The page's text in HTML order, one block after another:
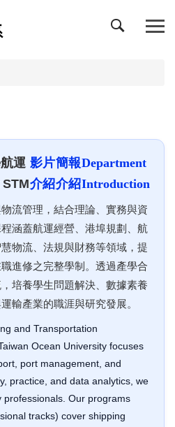
運 影片
介紹
簡報
介紹
Department
Introduction
流管理，結合理論、實務與資
涵蓋航運經營、港埠規劃、航
物流、法規與財務等領域，提
進修之完整學制。透過產學合
培養學生問題解決、數據素養
輸產業的職涯與研究發展。
and Transportation
Ocean University focuses
port management, and
practice, and data analytics, we
professionals. Our programs
tracks) cover shipping